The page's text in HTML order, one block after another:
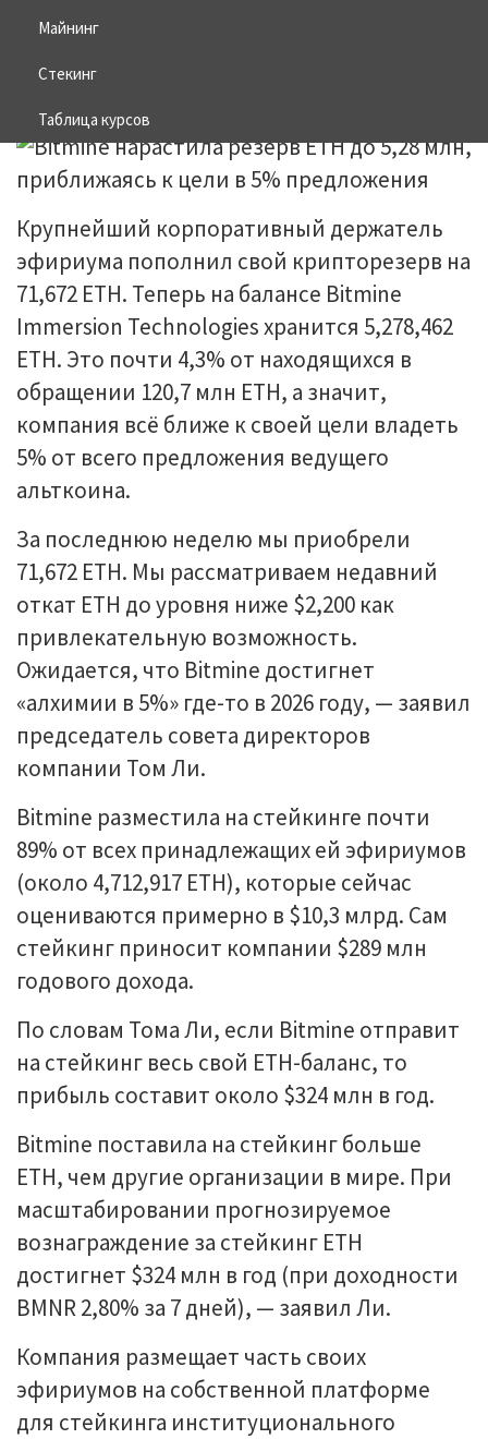
Майнинг
Стекинг
Таблица курсов
цели в 5% предложения
19.05.2026
Крупнейший корпоративный держатель
эфириума пополнил свой крипторезерв на
71,672 ETH. Теперь на балансе Bitmine
Immersion Technologies хранится 5,278,462
ETH. Это почти 4,3% от находящихся в
обращении 120,7 млн ETH, а значит,
компания всё ближе к своей цели владеть
5% от всего предложения ведущего
альткоина.
За последнюю неделю мы приобрели
71,672 ETH. Мы рассматриваем недавний
откат ETH до уровня ниже $2,200 как
привлекательную возможность.
Ожидается, что Bitmine достигнет
«алхимии в 5%» где-то в 2026 году, — заявил
председатель совета директоров
компании Том Ли.
Bitmine разместила на стейкинге почти
89% от всех принадлежащих ей эфириумов
(около 4,712,917 ETH), которые сейчас
оцениваются примерно в $10,3 млрд. Сам
стейкинг приносит компании $289 млн
годового дохода.
По словам Тома Ли, если Bitmine отправит
на стейкинг весь свой ETH-баланс, то
прибыль составит около $324 млн в год.
Bitmine поставила на стейкинг больше
ETH, чем другие организации в мире. При
масштабировании прогнозируемое
вознаграждение за стейкинг ETH
достигнет $324 млн в год (при доходности
BMNR 2,80% за 7 дней), — заявил Ли.
Компания размещает часть своих
эфириумов на собственной платформе
для стейкинга институционального